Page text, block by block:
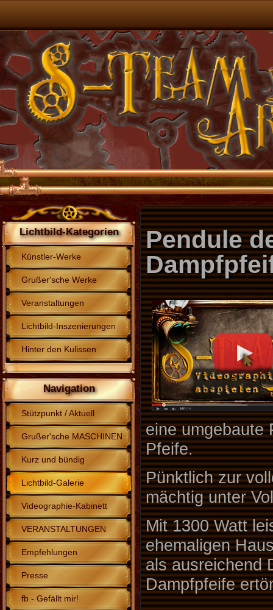
Lichtbild-Kategorien
Künstler-Werke
Grußer'sche Werke
Veranstaltungen
Lichtbild-Inszenierungen
Hinter den Kulissen
Navigation
Stützpunkt / Aktuell
Grußer'sche MASCHINEN
Kurz und bündig
Lichtbild-Galerie
Videographie-Kabinett
VERANSTALTUNGEN
Empfehlungen
Presse
fb - Gefällt mir!
Pendule
eine umgebaute
Pfeife.
Pünktlich zur
mächtig unter
Mit 1300 Watt
ehemaligen
als ausreichend
Dampfpfeife